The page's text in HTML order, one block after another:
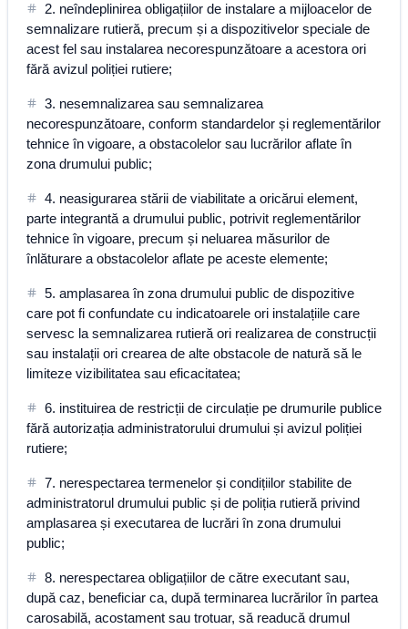
2. neîndeplinirea obligațiilor de instalare a mijloacelor de
semnalizare rutieră, precum și a dispozitivelor speciale de
acest fel sau instalarea necorespunzătoare a acestora ori
fără avizul poliției rutiere;
3. nesemnalizarea sau semnalizarea
necorespunzătoare, conform standardelor și reglementărilor
tehnice în vigoare, a obstacolelor sau lucrărilor aflate în
zona drumului public;
4. neasigurarea stării de viabilitate a oricărui element,
parte integrantă a drumului public, potrivit reglementărilor
tehnice în vigoare, precum și neluarea măsurilor de
înlăturare a obstacolelor aflate pe aceste elemente;
5. amplasarea în zona drumului public de dispozitive
care pot fi confundate cu indicatoarele ori instalațiile care
servesc la semnalizarea rutieră ori realizarea de construcții
sau instalații ori crearea de alte obstacole de natură să le
limiteze vizibilitatea sau eficacitatea;
6. instituirea de restricții de circulație pe drumurile publice
fără autorizația administratorului drumului și avizul poliției
rutiere;
7. nerespectarea termenelor și condițiilor stabilite de
administratorul drumului public și de poliția rutieră privind
amplasarea și executarea de lucrări în zona drumului
public;
8. nerespectarea obligațiilor de către executant sau,
după caz, beneficiar ca, după terminarea lucrărilor în partea
carosabilă, acostament sau trotuar, să readucă drumul